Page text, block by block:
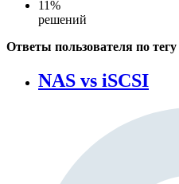
11%
решений
Ответы пользователя по тегу
NAS vs iSCSI